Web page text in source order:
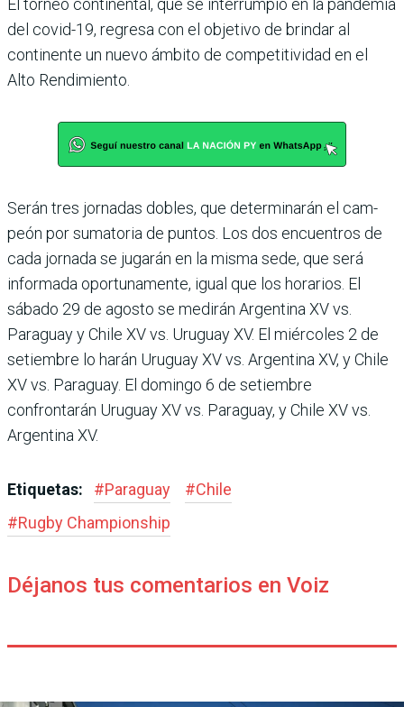
del covid-19, regresa con el objetivo de brindar al
continente un nuevo ámbito de competitividad en el
Alto Rendimiento.
Serán tres jornadas dobles, que determinarán el cam­
peón por sumatoria de pun­tos. Los dos encuentros de
cada jornada se jugarán en la misma sede, que será
infor­mada oportunamente, igual que los horarios. El
sábado 29 de agosto se medirán Argen­tina XV vs.
Paraguay y Chile XV vs. Uruguay XV. El miér­coles 2 de
setiembre lo harán Uruguay XV vs. Argentina XV, y Chile
XV vs. Paraguay. El domingo 6 de setiembre
confrontarán Uruguay XV vs. Paraguay, y Chile XV vs.
Argentina XV.
Etiquetas: #Paraguay #Chile
#Rugby Champions­hip
Déjanos tus comentarios en Voiz